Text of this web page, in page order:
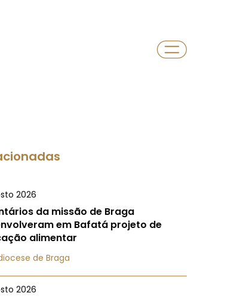
2026
da missão de Braga
em Bafatá projeto de
alimentar
de Braga
2026